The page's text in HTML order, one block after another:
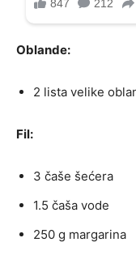
Oblande:
2 lista velike
Fil:
3 čaše šećera
1.5 čaša vode
250 g margarina